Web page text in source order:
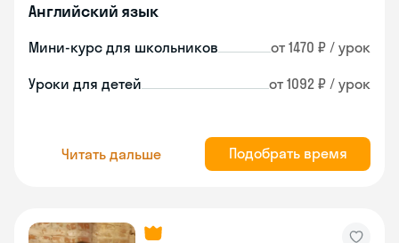
Английский язык
Мини-курс для школьников от 1470 ₽ / урок
Уроки для детей от 1092 ₽ / урок
Читать дальше Подобрать время